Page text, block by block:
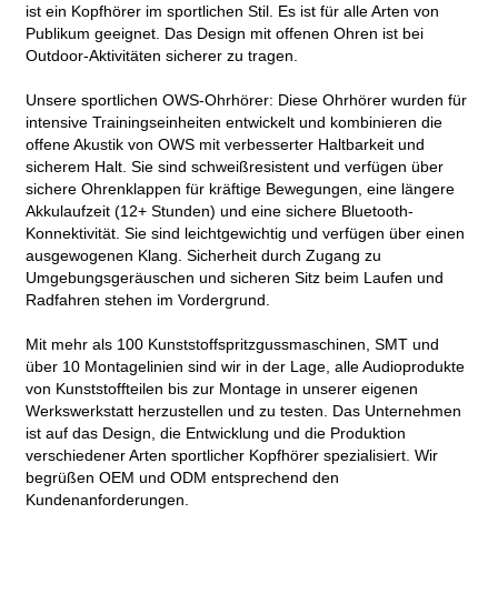
ist ein Kopfhörer im sportlichen Stil. Es ist für alle Arten von
Publikum geeignet. Das Design mit offenen Ohren ist bei
Outdoor-Aktivitäten sicherer zu tragen.
Unsere sportlichen OWS-Ohrhörer: Diese Ohrhörer wurden für
intensive Trainingseinheiten entwickelt und kombinieren die
offene Akustik von OWS mit verbesserter Haltbarkeit und
sicherem Halt. Sie sind schweißresistent und verfügen über
sichere Ohrenklappen für kräftige Bewegungen, eine längere
Akkulaufzeit (12+ Stunden) und eine sichere Bluetooth-
Konnektivität. Sie sind leichtgewichtig und verfügen über einen
ausgewogenen Klang. Sicherheit durch Zugang zu
Umgebungsgeräuschen und sicheren Sitz beim Laufen und
Radfahren stehen im Vordergrund.
Mit mehr als 100 Kunststoffspritzgussmaschinen, SMT und
über 10 Montagelinien sind wir in der Lage, alle Audioprodukte
von Kunststoffteilen bis zur Montage in unserer eigenen
Werkswerkstatt herzustellen und zu testen. Das Unternehmen
ist auf das Design, die Entwicklung und die Produktion
verschiedener Arten sportlicher Kopfhörer spezialisiert. Wir
begrüßen OEM und ODM entsprechend den
Kundenanforderungen.